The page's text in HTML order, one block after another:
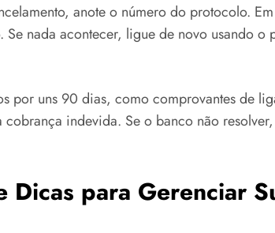
anote o número do protocolo.
Se nada acontecer, ligue de novo usando
por uns 90 dias, como comprovantes de
cobrança indevida. Se o banco não
Dicas para Gerenciar